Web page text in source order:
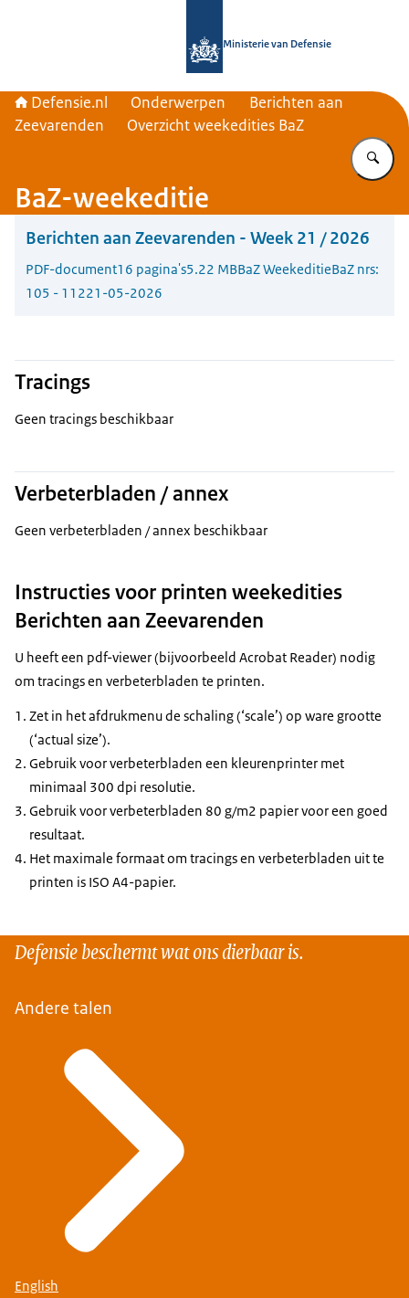
Ministerie van Defensie
Defensie.nl Onderwerpen
Berichten aan
Zeevarenden
Overzicht weekedities BaZ
BaZ-weekeditie
Berichten aan Zeevarenden - Week 21 / 2026
PDF-document16 pagina's5.22 MBBaZ WeekeditieBaZ nrs:
105 - 11221-05-2026
Tracings
Geen tracings beschikbaar
Verbeterbladen / annex
Geen verbeterbladen / annex beschikbaar
Instructies voor printen weekedities
Berichten aan Zeevarenden
U heeft een pdf-viewer (bijvoorbeeld Acrobat Reader) nodig
om tracings en verbeterbladen te printen.
Zet in het afdrukmenu de schaling (‘scale’) op ware grootte
(‘actual size’).
Gebruik voor verbeterbladen een kleurenprinter met
minimaal 300 dpi resolutie.
Gebruik voor verbeterbladen 80 g/m2 papier voor een goed
resultaat.
Het maximale formaat om tracings en verbeterbladen uit te
printen is ISO A4-papier.
Defensie beschermt wat ons dierbaar is.
Andere talen
English